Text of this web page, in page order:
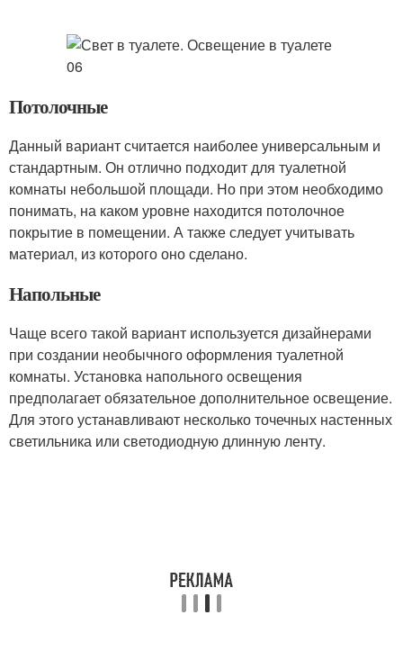
Потолочные
Данный вариант считается наиболее универсальным и
стандартным. Он отлично подходит для туалетной
комнаты небольшой площади. Но при этом необходимо
понимать, на каком уровне находится потолочное
покрытие в помещении. А также следует учитывать
материал, из которого оно сделано.
Напольные
Чаще всего такой вариант используется дизайнерами
при создании необычного оформления туалетной
комнаты. Установка напольного освещения
предполагает обязательное дополнительное освещение.
Для этого устанавливают несколько точечных настенных
светильника или светодиодную длинную ленту.